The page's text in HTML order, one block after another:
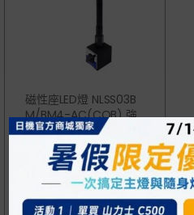
磁性座LED燈 NLSS03B
M/BM4-AC(COB) 強
力磁鐵底座 特價出清 數
量有限
NT$1,150 NT$1,650